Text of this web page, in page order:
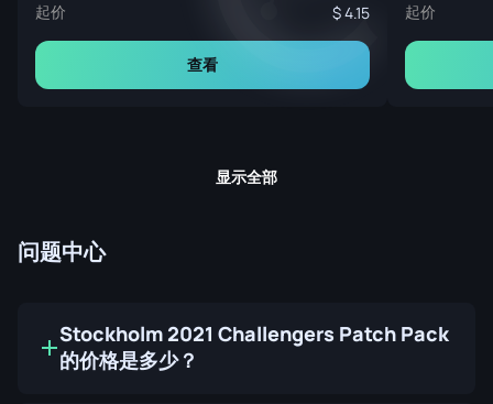
起价 4.15
查看
起价
显示全部
问题中心
Stockholm 2021 Challengers Patch Pack
的价格是多少？